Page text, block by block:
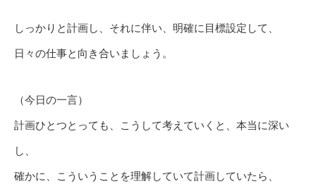
しっかりと計画し、それに伴い、明確に目標設定して、
日々の仕事と向き合いましょう。
（今日の一言）
計画ひとつとっても、こうして考えていくと、本当に深い
し、
確かに、こういうことを理解していて計画していたら、